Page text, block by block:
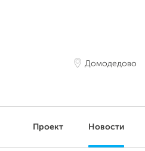
Домодедово
Проект Новости